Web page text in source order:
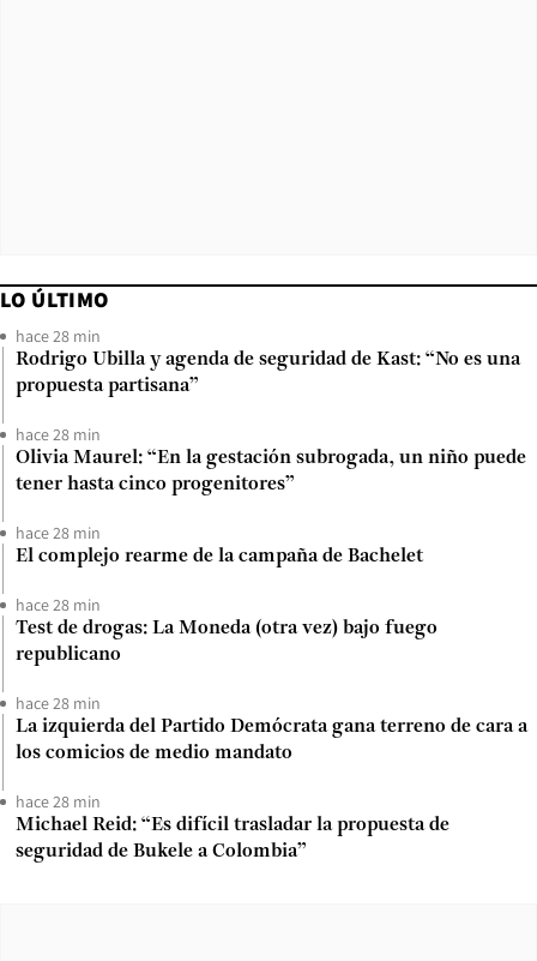
LO ÚLTIMO
hace 28 min
Rodrigo Ubilla y agenda de seguridad de Kast: “No es una
propuesta partisana”
hace 28 min
Olivia Maurel: “En la gestación subrogada, un niño puede
tener hasta cinco progenitores”
hace 28 min
El complejo rearme de la campaña de Bachelet
hace 28 min
Test de drogas: La Moneda (otra vez) bajo fuego
republicano
hace 28 min
La izquierda del Partido Demócrata gana terreno de cara a
los comicios de medio mandato
hace 28 min
Michael Reid: “Es difícil trasladar la propuesta de
seguridad de Bukele a Colombia”